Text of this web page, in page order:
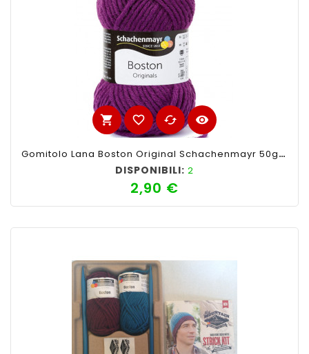
shopping_cart favorite_border cached visibility
Gomitolo Lana Boston Original Schachenmayr 50gr,Viola 049
DISPONIBILI: 2
2,90 €